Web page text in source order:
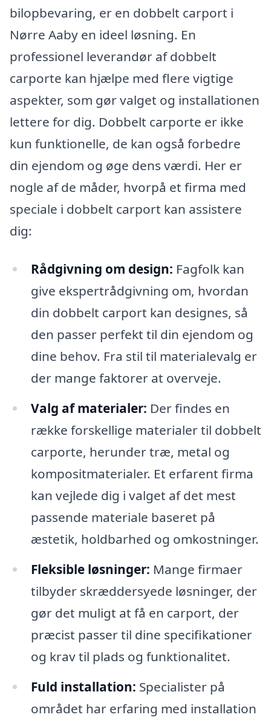
bilopbevaring, er en dobbelt carport i
Nørre Aaby en ideel løsning. En
professionel leverandør af dobbelt
carporte kan hjælpe med flere vigtige
aspekter, som gør valget og installationen
lettere for dig. Dobbelt carporte er ikke
kun funktionelle, de kan også forbedre
din ejendom og øge dens værdi. Her er
nogle af de måder, hvorpå et firma med
speciale i dobbelt carport kan assistere
dig:
Rådgivning om design: Fagfolk kan
give ekspertrådgivning om, hvordan
din dobbelt carport kan designes, så
den passer perfekt til din ejendom og
dine behov. Fra stil til materialevalg er
der mange faktorer at overveje.
Valg af materialer: Der findes en
række forskellige materialer til dobbelt
carporte, herunder træ, metal og
kompositmaterialer. Et erfarent firma
kan vejlede dig i valget af det mest
passende materiale baseret på
æstetik, holdbarhed og omkostninger.
Fleksible løsninger: Mange firmaer
tilbyder skræddersyede løsninger, der
gør det muligt at få en carport, der
præcist passer til dine specifikationer
og krav til plads og funktionalitet.
Fuld installation: Specialister på
området har erfaring med installation